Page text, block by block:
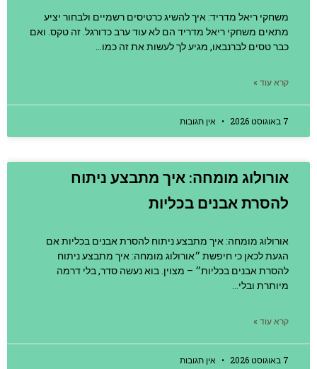
משחקי ריאל מדריד: איך להשיג כרטיסים רשמיים ולבחור יציע
מתאים משחקי ריאל מדריד הם לא עוד ערב כדורגל. זה טקס. ואם
כבר טסים לברנבאו, מגיע לך לעשות את זה כמו…
קרא עוד »
7 באוגוסט 2026 אין תגובות
אורולוג מומחה: איך מתבצע ניתוח
להסרת אבנים בכליות
אורולוג מומחה: איך מתבצע ניתוח להסרת אבנים בכליות אם
הגעת לכאן כי חיפשת ״אורולוג מומחה: איך מתבצע ניתוח
להסרת אבנים בכליות״ – מצוין. בוא נעשה סדר, בלי דרמה
מיותרת ובלי…
קרא עוד »
7 באוגוסט 2026 אין תגובות